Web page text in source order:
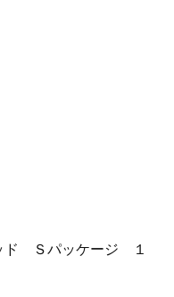
ド Ｓパッケージ １